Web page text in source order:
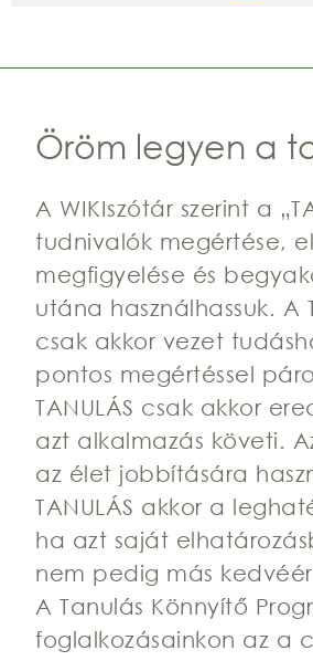
Öröm legyen a
A WIKIszótár szerint a
tudnivalók megértése,
megfigyelése és
utána használhassuk. A
csak akkor vezet
pontos megértéssel
TANULÁS csak akkor
azt alkalmazás követi.
az élet jobbítására
TANULÁS akkor a
ha azt saját
nem pedig más
A Tanulás Könnyítő
foglalkozásainkon az a